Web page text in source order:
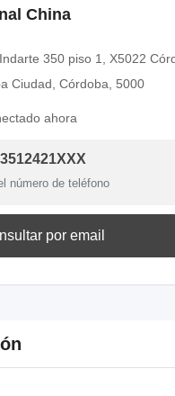
China
350 piso 1, X5022
Ciudad, Córdoba, 5000
ahora
número de teléfono
por email